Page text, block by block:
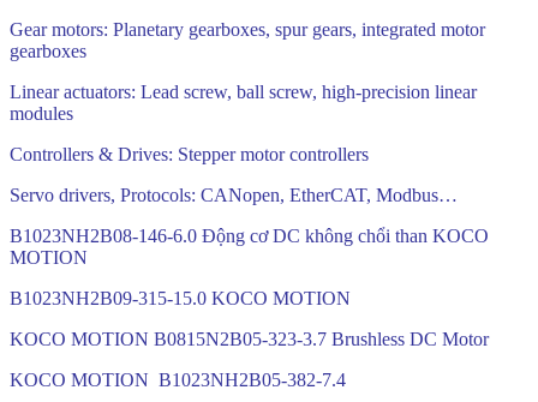
Gear motors: Planetary gearboxes, spur gears, integrated motor
gearboxes
Linear actuators: Lead screw, ball screw, high-precision linear
modules
Controllers & Drives: Stepper motor controllers
Servo drivers, Protocols: CANopen, EtherCAT, Modbus…
B1023NH2B08-146-6.0 Động cơ DC không chổi than KOCO
MOTION
B1023NH2B09-315-15.0 KOCO MOTION
KOCO MOTION B0815N2B05-323-3.7 Brushless DC Motor
KOCO MOTION B1023NH2B05-382-7.4